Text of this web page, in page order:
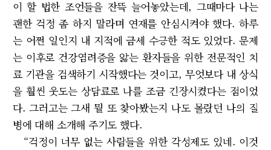
이 할 법한 조언들을 잔뜩 늘어놓았는데, 그때마다 나는
괜한 걱정 좀 하지 말라며 연재를 안심시켜야 했다. 하루
는 어쩐 일인지 내 지적에 금세 수긍한 적도 있었다. 문제
는 이후로 건강염려증을 앓는 환자들을 위한 전문적인 치
료 기관을 검색하기 시작했다는 것이고, 무엇보다 내 상식
을 훨씬 웃도는 상담료로 나를 조금 긴장시켰다는 점이었
다. 그러고는 그새 뭘 또 찾아봤는지 나도 몰랐던 나의 질
병에 대해 소개해 주기도 했다.
“걱정이 너무 없는 사람들을 위한 각성제도 있네. 이것